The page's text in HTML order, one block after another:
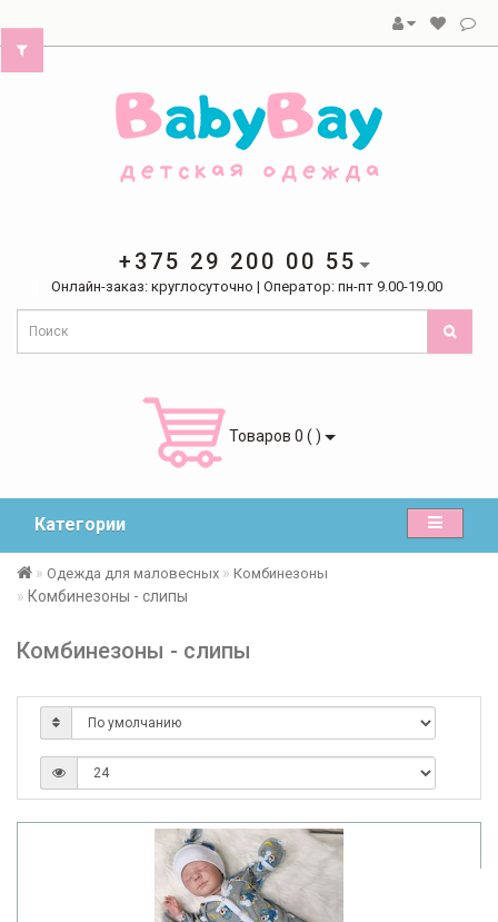
+375 29 200 00 55
Онлайн-заказ: круглосуточно | Оператор: пн-пт 9.00-19.00
Товаров 0 ( )
Категории
Одежда для маловесных Комбинезоны
Комбинезоны - слипы
Комбинезоны - слипы